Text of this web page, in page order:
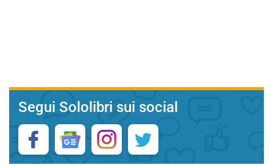
Segui Sololibri sui social